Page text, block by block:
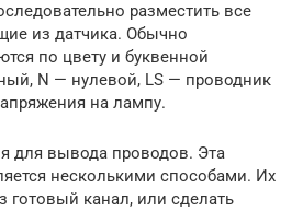
разместить все
из датчика. Обычно
по цвету и буквенной
N — нулевой, LS — проводник
на лампу.
для вывода проводов. Эта
несколькими способами. Их
готовый канал, или сделать